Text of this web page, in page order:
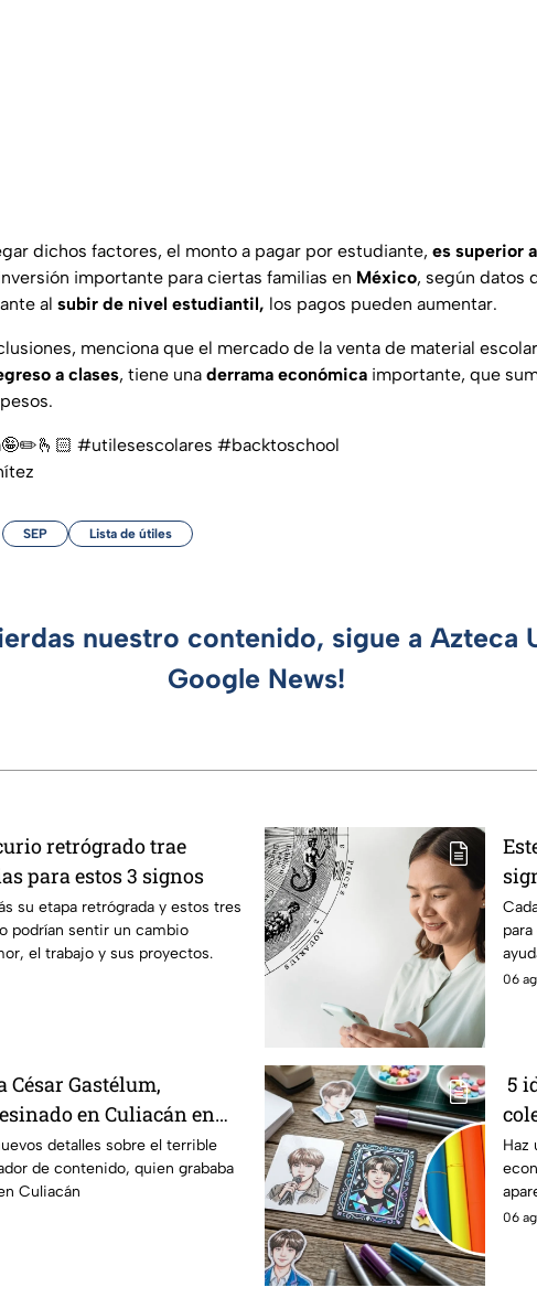
dichos factores, el monto a pagar por estudiante, es superior
importante para ciertas familias en México, según datos
al subir de nivel estudiantil, los pagos pueden aumentar.
menciona que el mercado de la venta de material
a clases, tiene una derrama económica importante, que
#utilesescolares #backtoschool
SEP Lista de útiles
nuestro contenido, sigue a Azteca
Google News!
retrógrado trae
para estos 3 signos
su etapa retrógrada y estos tres
podrían sentir un cambio
el trabajo y sus proyectos.
06
César Gastélum,
en Culiacán en
de video en vivo?
detalles sobre el terrible
de contenido, quien grababa
Culiacán
5
Haz
06